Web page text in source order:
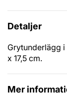
Detaljer
Grytunderlägg
x 17,5 cm.
Mer